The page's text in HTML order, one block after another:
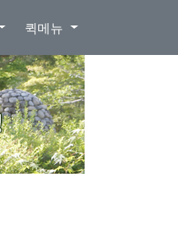
퀵메뉴